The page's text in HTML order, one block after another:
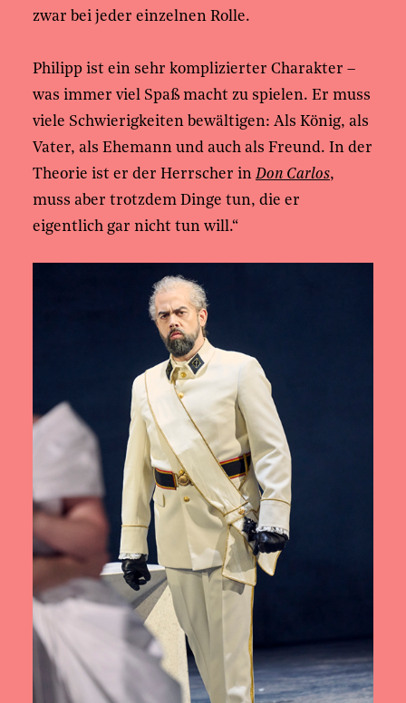
zwar bei jeder einzelnen Rolle.
Philipp ist ein sehr komplizierter Charakter –
was immer viel Spaß macht zu spielen. Er muss
viele Schwierigkeiten bewältigen: Als König, als
Vater, als Ehemann und auch als Freund. In der
Theorie ist er der Herrscher in Don Carlos,
muss aber trotzdem Dinge tun, die er
eigentlich gar nicht tun will.“